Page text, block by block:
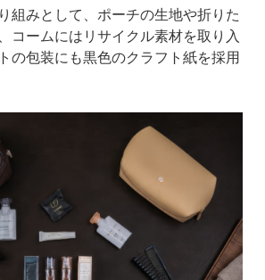
組みとして、ポーチの生地や折りた
コームにはリサイクル素材を取り入
の包装にも黒色のクラフト紙を採用